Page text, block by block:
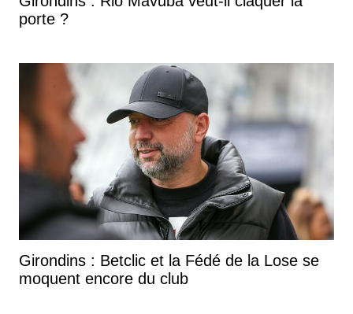
porte ?
Girondins : Betclic et la Fédé de la Lose se
moquent encore du club